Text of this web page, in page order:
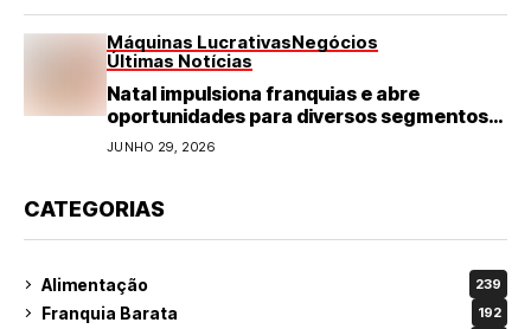
Máquinas LucrativasNegócios
Últimas Notícias
Natal impulsiona franquias e abre
oportunidades para diversos segmentos
do varejo
JUNHO 29, 2026
CATEGORIAS
Alimentação 239
Franquia Barata 192